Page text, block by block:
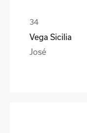
Vega Sicilia
José